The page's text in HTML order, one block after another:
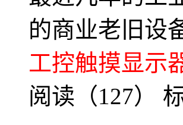
的商业老旧设
工控触摸显示
阅读（127）